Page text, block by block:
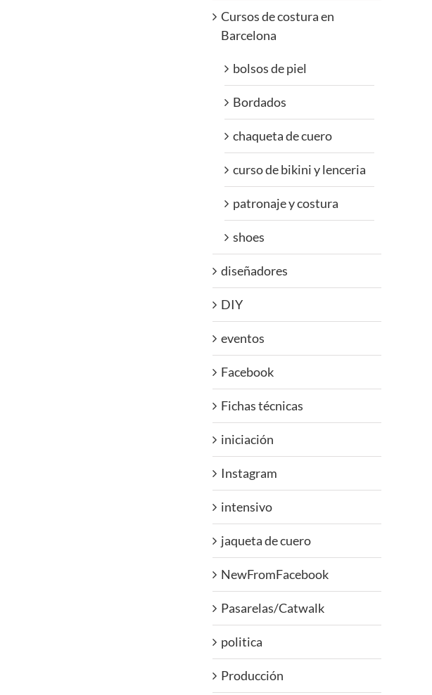
Cursos de costura en
Barcelona
bolsos de piel
Bordados
chaqueta de cuero
curso de bikini y lenceria
patronaje y costura
shoes
diseñadores
DIY
eventos
Facebook
Fichas técnicas
iniciación
Instagram
intensivo
jaqueta de cuero
NewFromFacebook
Pasarelas/Catwalk
politica
Producción